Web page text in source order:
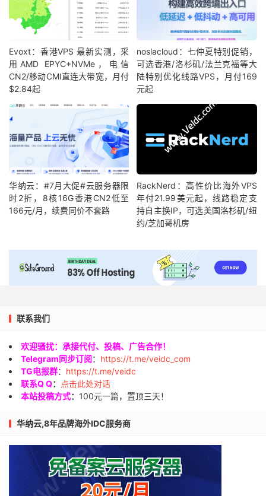
Evoxt：香港VPS 最新实测，采
用AMD EPYC+NVMe，电信
CN2/移动CMI直连大带宽，月付
$2.84起
noslacloud：七仲夏特别促销，
可选香港/洛杉矶/法兰克福等大
陆特别优化线路VPS，月付169
元起
华纳云：#7月大促#云服务器限
时2折，8核16G香港CN2低至
166元/月，续费同价不套路
RackNerd：高性价比海外VPS
年付21.99美元起，线路稳定支
持自主换IP，可选美国洛杉矶/纽
约/芝加哥机房
联系我们
欢迎骚扰：承接代付、投稿、广告合作！
Telegram同步订阅： https://t.me/veidc_com
TG电报群： https://t.me/veidc
联系Q Q：
点击此处对话
本站投稿方式： 100元一篇，置顶三天！
华纳云,8年品牌海外IDC服务商